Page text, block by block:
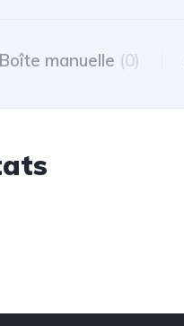
Boîte manuelle (0)